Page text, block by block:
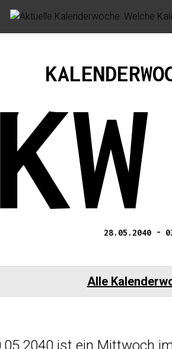
KW
28.05.2040 -
Alle
ist ein Mittwoch